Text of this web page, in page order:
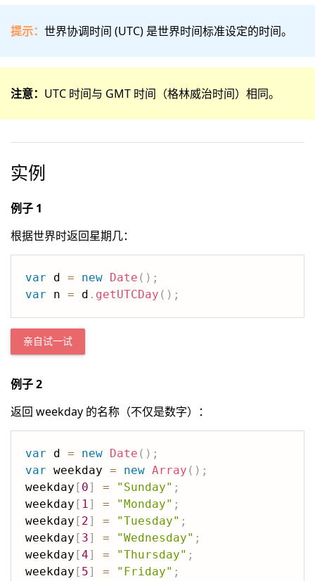
提示： 世界协调时间 (UTC) 是世界时间标准设定的时间。
注意： UTC 时间与 GMT 时间（格林威治时间）相同。
实例
例子 1
根据世界时返回星期几：
var d = new Date ( ) ;
var n = d . getUTCDay ( ) ;
亲自试一试
例子 2
返回 weekday 的名称（不仅是数字）：
var d = new Date ( ) ;
var weekday = new Array ( ) ;
weekday [ 0] = "Sunday" ;
weekday [ 1] = "Monday" ;
weekday [ 2] = "Tuesday" ;
weekday [ 3] = "Wednesday" ;
weekday [4] = "Thursday" ;
weekday [ 5] = "Friday" ;